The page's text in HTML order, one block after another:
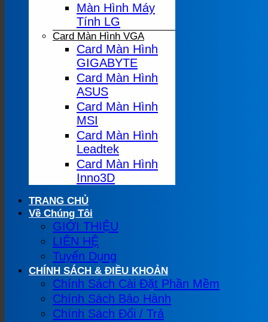
Màn Hình Máy
Tính LG
Card Màn Hình VGA
Card Màn Hình
GIGABYTE
Card Màn Hình
ASUS
Card Màn Hình
MSI
Card Màn Hình
Leadtek
Card Màn Hình
Inno3D
TRANG CHỦ
Về Chúng Tôi
GIỚI THIỆU
LIÊN HỆ
Tuyển Dụng
CHÍNH SÁCH & ĐIỀU KHOẢN
Chính Sách Cài Đặt Phần Mềm
Chính Sách Bảo Hành
Chính Sách Đổi / Trả